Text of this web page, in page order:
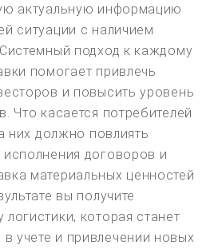
актуальную информацию
ситуации с наличием
подход к каждому
помогает привлечь
и повысить уровень
Что касается потребителей
них должно повлиять
договоров и
материальных ценностей
вы получите
которая станет
учете и привлечении новых